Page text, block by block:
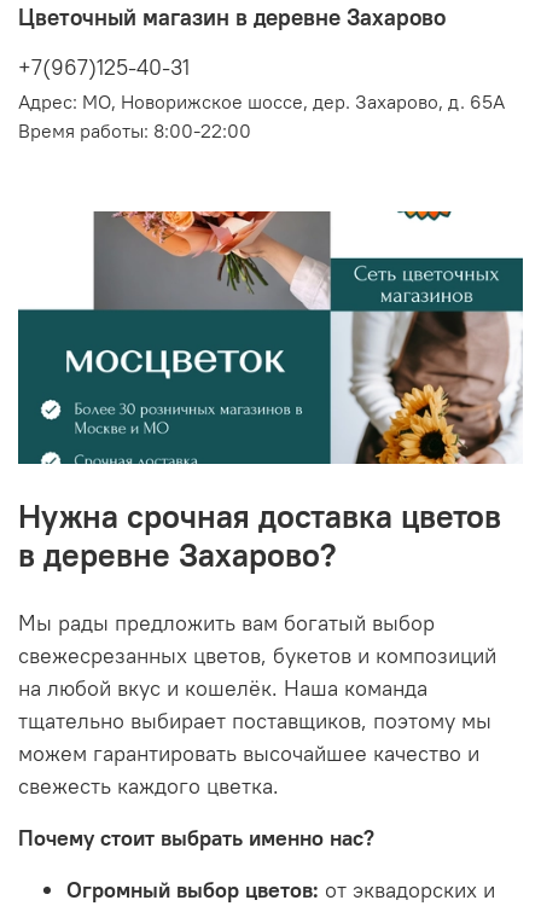
Цветочный магазин в деревне Захарово
+7(967)125-40-31
Адрес: МО, Новорижское шоссе, дер. Захарово, д. 65А
Время работы: 8:00-22:00
Нужна срочная доставка цветов
в деревне Захарово?
Мы рады предложить вам богатый выбор
свежесрезанных цветов, букетов и композиций
на любой вкус и кошелёк. Наша команда
тщательно выбирает поставщиков, поэтому мы
можем гарантировать высочайшее качество и
свежесть каждого цветка.
Почему стоит выбрать именно нас?
Огромный выбор цветов: от эквадорских и